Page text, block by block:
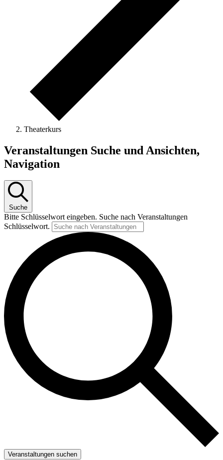
Theaterkurs
Veranstaltungen
Veranstaltungen Suche und Ansichten,
Navigation
Suche
Bitte Schlüsselwort eingeben. Suche nach Veranstaltungen
Schlüsselwort.
Veranstaltungen suchen